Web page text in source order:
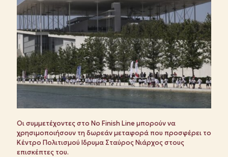
Οι συμμετέχοντες στο No Finish Line μπορούν να
χρησιμοποιήσουν τη δωρεάν μεταφορά που προσφέρει το
Κέντρο Πολιτισμού Ιδρυμα Σταύρος Νιάρχος στους
επισκέπτες του.